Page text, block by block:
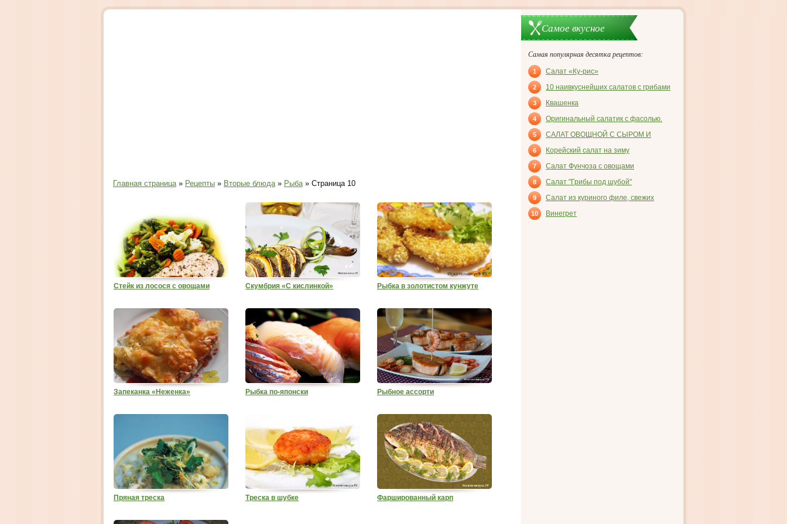
Главная страница» Рецепты » Вторые блюда» Рыба» Страница 10
Стейк из лосося с овощами Скумбрия «С кислинкой» Рыбка в золотистом кунжуте
Запеканка «Неженка» Рыбка по-японски Рыбное ассорти
Пряная треска Треска в шубке Фаршированный карп
Самое вкусное
Самая популярная десятка рецептов:
1 Салат «Ку-рис»
2 10 наивкуснейших салатов с грибами
3 Квашенка
4 Оригинальный салатик с фасолью.
5
САЛАТ ОВОЩНОЙ С СЫРОМ И
ВЕТЧИНОЙ
6 Корейский салат на зиму
7 Салат Фунчоза с овощами
8 Салат "Грибы под шубой"
9
Салат из куриного филе, свежих
огурцов и консервированных
10 Винегрет